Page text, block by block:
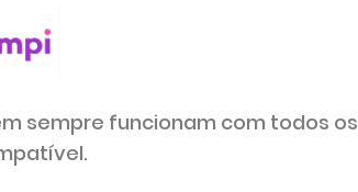
sempre funcionam com todos